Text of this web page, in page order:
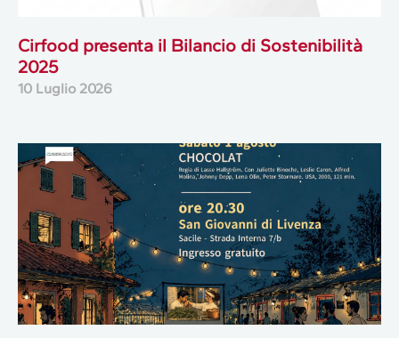
Cirfood presenta il Bilancio di Sostenibilità
2025
10 Luglio 2026